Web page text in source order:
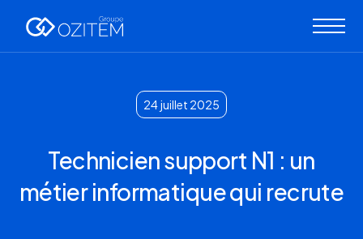
24juillet 2025
Technicien support N1 : un
métier informatique qui recrute